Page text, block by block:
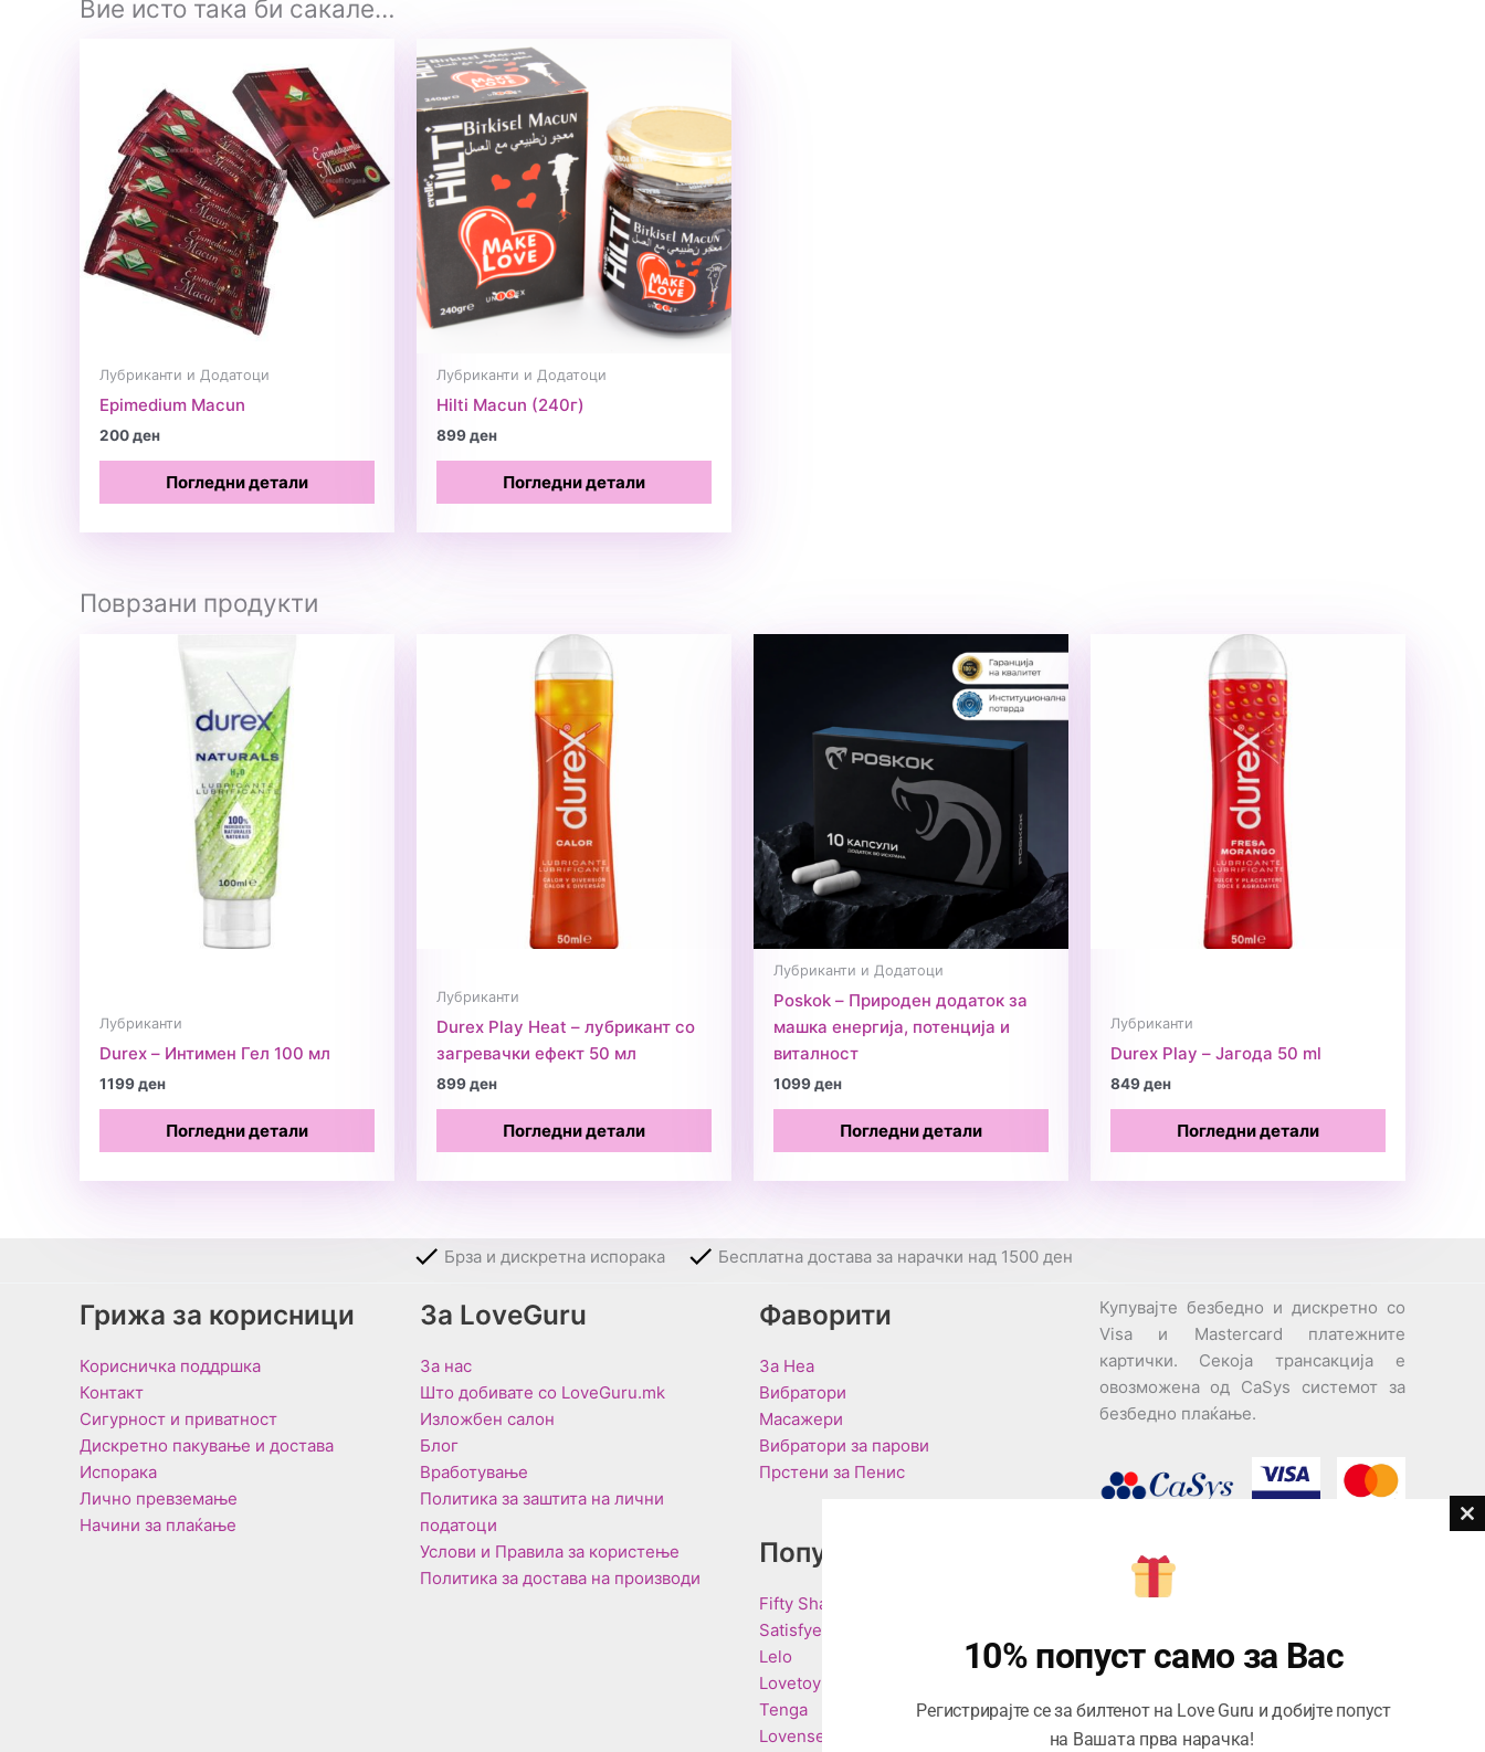
Вие исто така би сакале…
Лубриканти и Додатоци
Epimedium Macun
200ден
Погледни детали
Лубриканти и Додатоци
Hilti Macun (240г)
899ден
Погледни детали
Поврзани продукти
Лубриканти
Durex – Интимен Гел 100 мл
1199ден
Погледни детали
Лубриканти
Durex Play Heat – лубрикант со
загревачки ефект 50 мл
899ден
Погледни детали
Лубриканти и Додатоци
Poskok – Природен додаток за
машка енергија, потенција и
виталност
1099ден
Погледни детали
Лубриканти
Durex Play – Јагода 50 ml
849ден
Погледни детали
Брза и дискретна испорака Бесплатна достава за нарачки над 1500 ден
Грижа за корисници
Корисничка поддршка
Контакт
Сигурност и приватност
Дискретно пакување и достава
Испорака
Лично превземање
Начини за плаќање
За LoveGuru
За нас
Што добивате со LoveGuru.mk
Изложбен салон
Блог
Вработување
Политика за заштита на лични
податоци
Услови и Правила за користење
Политика за достава на производи
Фаворити
За Неа
Вибратори
Масажери
Вибратори за парови
Прстени за Пенис
Популарни Брендови
Fifty Shades of Grey
Satisfyer
Lelo
Lovetoy
Tenga
Lovense
Купувајте безбедно и дискретно со
Visa и Mastercard платежните
картички. Секоја трансакција е
овозможена од CaSys системот за
безбедно плаќање.
Центар за корисници
076945497; 076945498
Email:
contact@loveguru.mk
10% попуст само за Вас
Регистрирајте се за билтенот на Love Guru и добијте попуст
на Вашата прва нарачка!